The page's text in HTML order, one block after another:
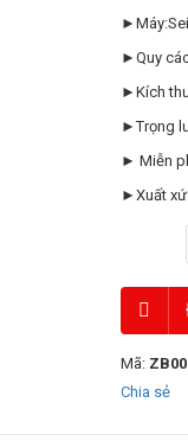
►Quy
►Kích
►Trọng
► Miễn
►Xuất
Mã:
Chia sẻ